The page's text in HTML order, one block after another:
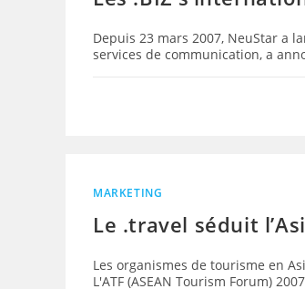
Depuis 23 mars 2007, NeuStar a
services de communication, a
MARKETING
Le .travel séduit
Les organismes de tourisme en
L'ATF (ASEAN Tourism Forum)